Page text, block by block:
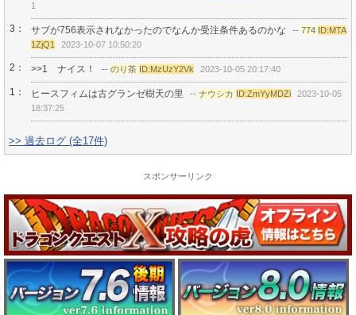
1
3： サブが756表示されなかったのでなんか受注条件あるのかな -- 774 ID:MTA
1ZjQ1
2023-10-07 10:50:20
2： >>1 ナイス！ -- のり茶 ID:MzUzY2Vk 2023-10-05 20:17:40
1： ヒースフィムは古グランゼ樹天の里 -- ナウシカ ID:ZmYyMDZi
2023-10-05
18:37:25
>> 過去ログ (全17件)
スポンサーリンク